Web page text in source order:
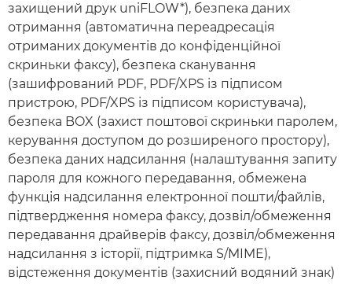
захищений друк uniFLOW*), безпека даних
отримання (автоматична переадресація
отриманих документів до конфіденційної
скриньки факсу), безпека сканування
(зашифрований PDF, PDF/XPS із підписом
пристрою, PDF/XPS із підписом користувача),
безпека BOX (захист поштової скриньки паролем,
керування доступом до розширеного простору),
безпека даних надсилання (налаштування запиту
пароля для кожного передавання, обмежена
функція надсилання електронної пошти/файлів,
підтвердження номера факсу, дозвіл/обмеження
передавання драйверів факсу, дозвіл/обмеження
надсилання з історії, підтримка S/MIME),
відстеження документів (захисний водяний знак)